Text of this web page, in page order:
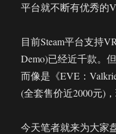
平台就不断有优秀的
目前Steam平台支持
Demo)已经近千款。
而像是《EVE：
(全套售价近2000元)
今天笔者就来为大家